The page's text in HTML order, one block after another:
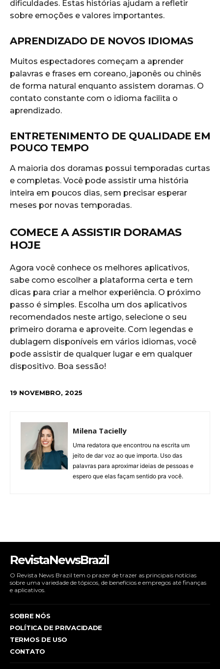
dificuldades. Estas histórias ajudam a refletir
sobre emoções e valores importantes.
APRENDIZADO DE NOVOS IDIOMAS
Muitos espectadores começam a aprender
palavras e frases em coreano, japonês ou chinês
de forma natural enquanto assistem doramas. O
contato constante com o idioma facilita o
aprendizado.
ENTRETENIMENTO DE QUALIDADE EM
POUCO TEMPO
A maioria dos doramas possui temporadas curtas
e completas. Você pode assistir uma história
inteira em poucos dias, sem precisar esperar
meses por novas temporadas.
COMECE A ASSISTIR DORAMAS
HOJE
Agora você conhece os melhores aplicativos,
sabe como escolher a plataforma certa e tem
dicas para criar a melhor experiência. O próximo
passo é simples. Escolha um dos aplicativos
recomendados neste artigo, selecione o seu
primeiro dorama e aproveite. Com legendas e
dublagem disponíveis em vários idiomas, você
pode assistir de qualquer lugar e em qualquer
dispositivo. Boa sessão!
19 NOVEMBRO, 2025
Milena Tacielly
Uma redatora que encontrou na escrita um
jeito de dar voz ao que importa. Uso das
palavras para aproximar ideias de pessoas e
espero que elas façam sentido pra você.
RevistaNewsBrazil
O Revista News Brazil tem o prazer de trazer as principais notícias
sobre uma variedade de tópicos, de benefícios e empregos até finanças
e aplicativos.
SOBRE NÓS
POLÍTICA DE PRIVACIDADE
TERMOS DE USO
CONTATO